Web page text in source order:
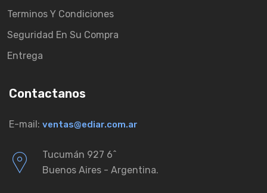
Terminos Y Condiciones
Seguridad En Su Compra
Entrega
Contactanos
E-mail: ventas@ediar.com.ar
Tucumán 927 6ˆ
Buenos Aires - Argentina.